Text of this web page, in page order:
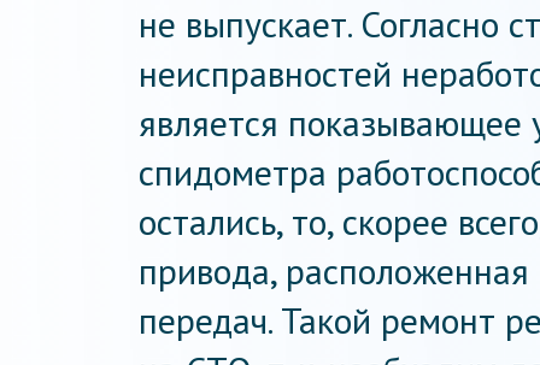
не выпускает. Согласно
неисправностей
является показывающее
спидометра
остались, то, скорее
привода,
передач. Такой ремонт